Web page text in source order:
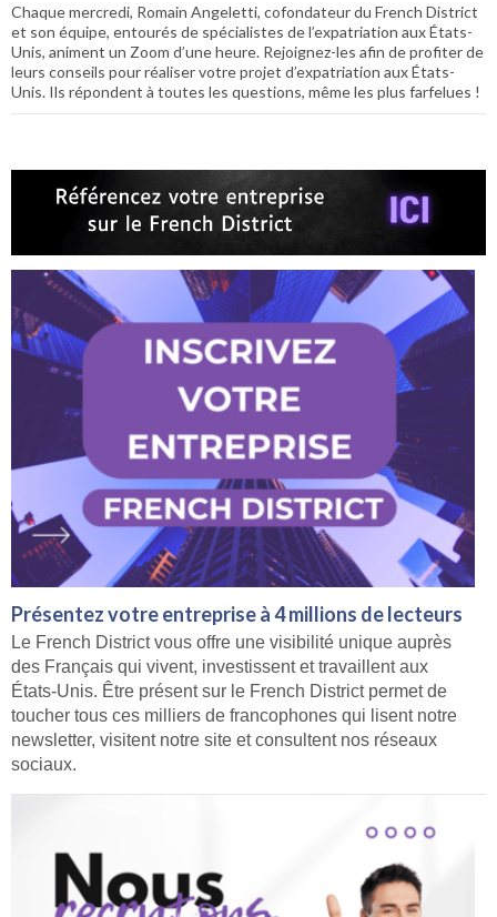
Chaque mercredi, Romain Angeletti, cofondateur du French District
et son équipe, entourés de spécialistes de l’expatriation aux États-
Unis, animent un Zoom d’une heure. Rejoignez-les afin de profiter de
leurs conseils pour réaliser votre projet d’expatriation aux États-
Unis. Ils répondent à toutes les questions, même les plus farfelues !
Présentez votre entreprise à 4 millions de lecteurs
Le French District vous offre une visibilité unique auprès
des Français qui vivent, investissent et travaillent aux
États-Unis. Être présent sur le French District permet de
toucher tous ces milliers de francophones qui lisent notre
newsletter, visitent notre site et consultent nos réseaux
sociaux.